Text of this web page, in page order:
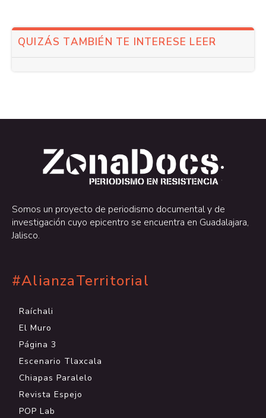
QUIZÁS TAMBIÉN TE INTERESE LEER
.
.
Somos un proyecto de periodismo documental y de
investigación cuyo epicentro se encuentra en Guadalajara,
Jalisco.
#AlianzaTerritorial
Raíchali
El Muro
Página 3
Escenario Tlaxcala
Chiapas Paralelo
Revista Espejo
POP Lab